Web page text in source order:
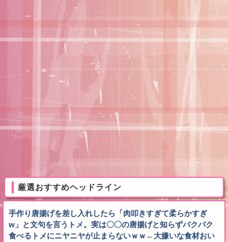
厳選おすすめヘッドライン
手作り唐揚げを差し入れしたら「肉叩きすぎて柔らかすぎ
w」と文句を言うトメ。実は〇〇の唐揚げと知らずバクバク
食べるトメにニヤニヤが止まらないｗｗ←大嫌いな食材おい